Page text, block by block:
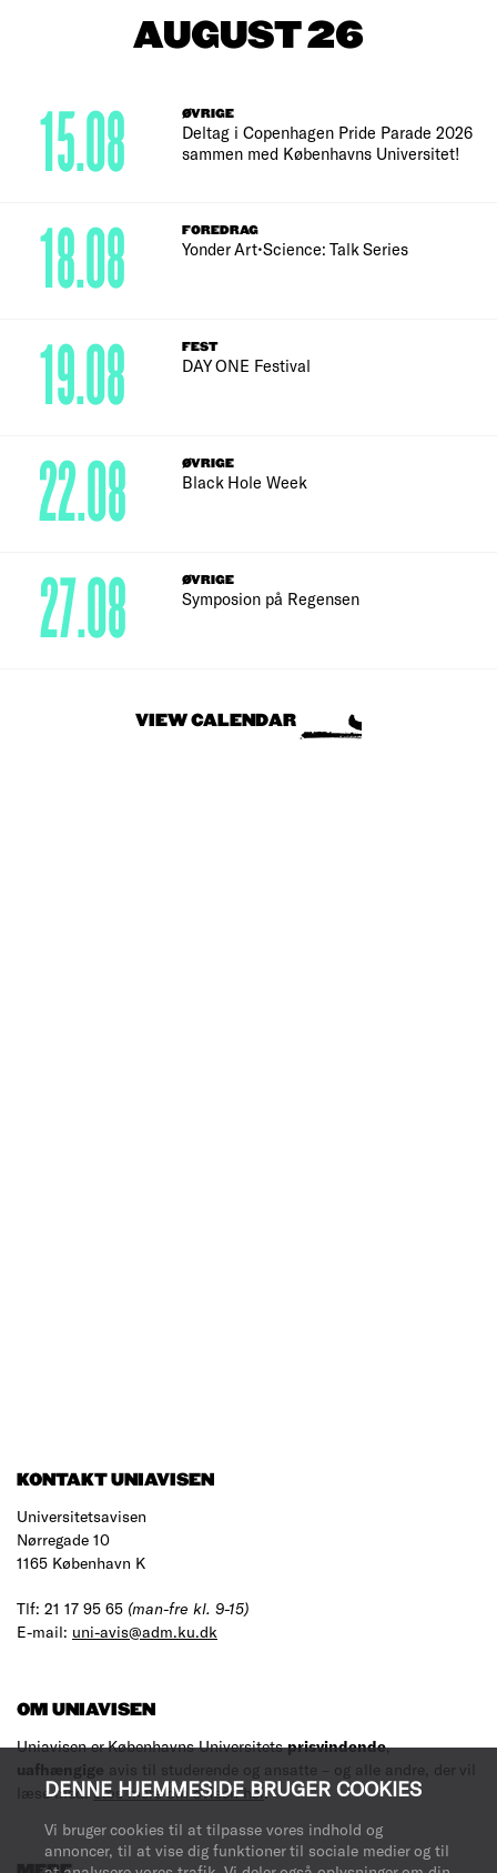
DENNE HJEMMESIDE BRUGER COOKIES
Vi bruger cookies til at tilpasse vores indhold og
annoncer, til at vise dig funktioner til sociale medier og til
AUGUST 26
ØVRIGE
Deltag i Copenhagen Pride Parade 2026
sammen med Københavns Universitet!
15.08
FOREDRAG
Yonder Art•Science: Talk Series
18.08
FEST
DAY ONE Festival
19.08
ØVRIGE
Black Hole Week
22.08
ØVRIGE
Symposion på Regensen
27.08
VIEW CALENDAR
KONTAKT UNIAVISEN
Universitetsavisen
Nørregade 10
1165 København K
Tlf: 21 17 95 65 (man-fre kl. 9-15)
E-mail: uni-avis@adm.ku.dk
OM UNIAVISEN
Uniavisen er Københavns Universitetsprisvindende,
uafhængige avis til studerende og ansatte – og alle andre, der vil
læse med.Læs mere om avisen her.